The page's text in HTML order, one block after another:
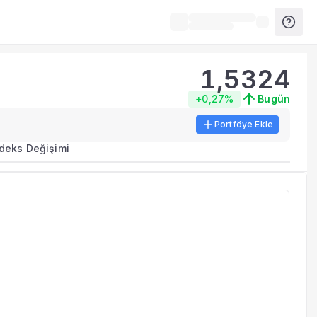
metrikleri listelenir.
benzer fonları inceleyebilirsiniz.
1,5324
+0,27% Bugün
Portföye Ekle
Değişimi